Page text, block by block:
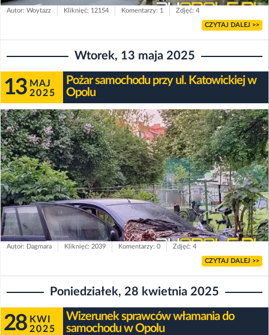
Autor: Woytazz Kliknięć: 12154 Komentarzy: 1 Zdjęć: 4
CZYTAJ DALEJ >>
Wtorek, 13 maja 2025
13 MAJ
2025
Pożar samochodu przy ul. Katowickiej w
Opolu
Autor: Dagmara Kliknięć: 2039 Komentarzy: 0 Zdjęć: 4
CZYTAJ DALEJ >>
Poniedziałek, 28 kwietnia 2025
28 KWI
2025
Wizerunek sprawców włamania do
samochodu w Opolu